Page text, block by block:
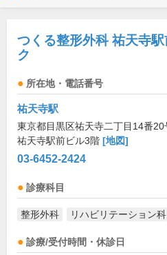
つくる整形外科 祐天寺
ク
所在地・電話番号
祐天寺駅
東京都目黒区祐天寺二丁目14番20
祐天寺駅前ビル3階 [地図]
03-6452-2424
診療科目
整形外科 リハビリテーション科
診療/受付時間・休診日